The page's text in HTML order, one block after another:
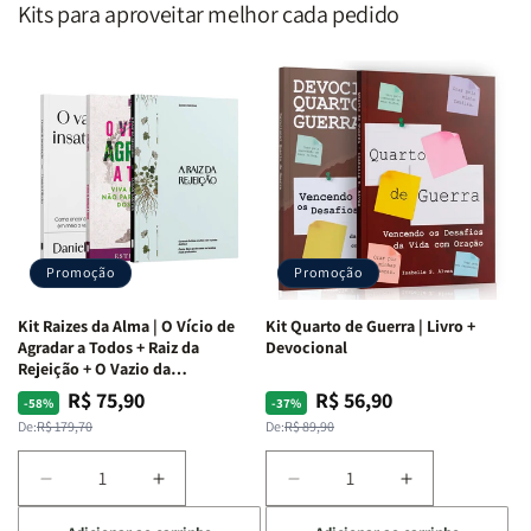
Kits para aproveitar melhor cada pedido
Promoção
Kit Raizes da Alma | O Vício de
Agradar a Todos + Raiz da
Rejeição + O Vazio da
Insatisfação.
-58%
Preço
normal
De:R$ 179,70
Preço
promocional
R$ 75,90
Diminuir
a
Aumentar
a
Promoção
Kit Quarto de Guerra | Livro +
Devocional
-37%
Preço
normal
De:R$ 89,90
Preço
promocional
R$ 56,90
Diminuir
a
Aumentar
a